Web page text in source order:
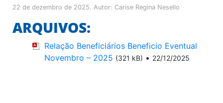
22 de dezembro de 2025. Autor: Carise Regina Nesello
ARQUIVOS:
Relação Beneficiários Beneficio Eventual
Novembro – 2025 (321 kB) • 22/12/2025